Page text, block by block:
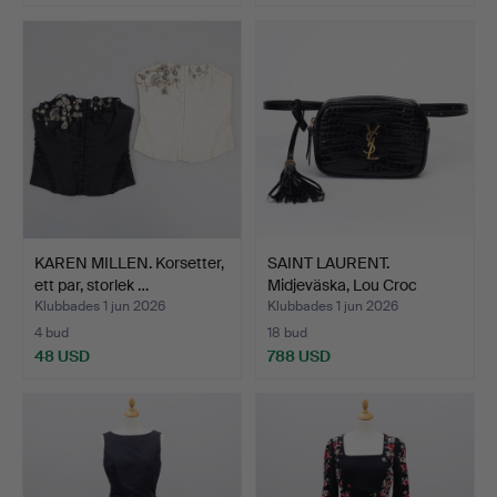
KAREN MILLEN. Korsetter,
ett par, storlek …
Klubbades 1 jun 2026
4 bud
48 USD
SAINT LAURENT.
Midjeväska, Lou Croc
Emboss…
Klubbades 1 jun 2026
18 bud
788 USD